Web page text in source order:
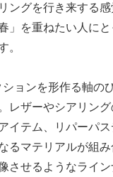
ングを行き来する
」を重ねたい人に
。
ョンを形作る軸の
レザーやシアリン
イテム、リパーパ
るマテリアルが組
させるようなライ